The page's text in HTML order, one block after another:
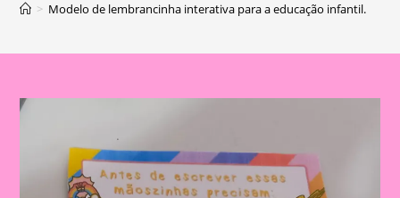
> Modelo de lembrancinha interativa para a educação infantil.